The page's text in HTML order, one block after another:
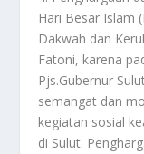
Hari Besar Islam
Dakwah dan
Fatoni, karena
Pjs.Gubernur
semangat dan
kegiatan sosial
di Sulut.